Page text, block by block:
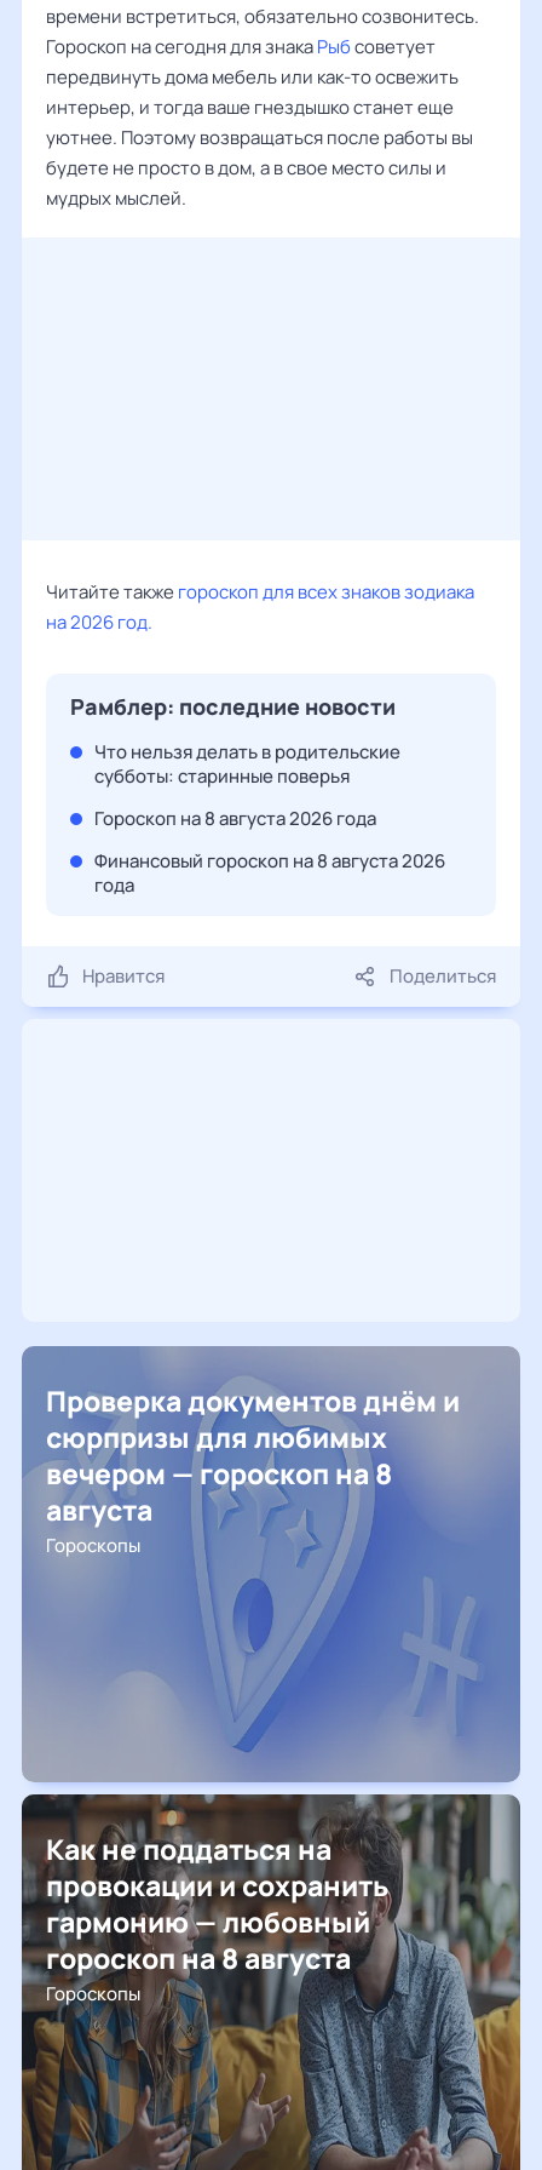
времени встретиться, обязательно созвонитесь.
Гороскоп на сегодня для знакаРыбсоветует
передвинуть дома мебель или как-то освежить
интерьер, и тогда ваше гнездышко станет еще
уютнее. Поэтому возвращаться после работы вы
будете не просто в дом, а в свое место силы и
мудрых мыслей.
Читайте также гороскоп для всех знаков зодиака
на 2026 год.
Рамблер: последние новости
Что нельзя делать в родительские
субботы: старинные поверья
Гороскоп на 8 августа 2026 года
Финансовый гороскоп на 8 августа 2026
года
Нравится Поделиться
Проверка документов днём и
сюрпризы для любимых
вечером — гороскоп на 8
августа
Гороскопы
Как не поддаться на
провокации и сохранить
гармонию — любовный
гороскоп на 8 августа
Гороскопы